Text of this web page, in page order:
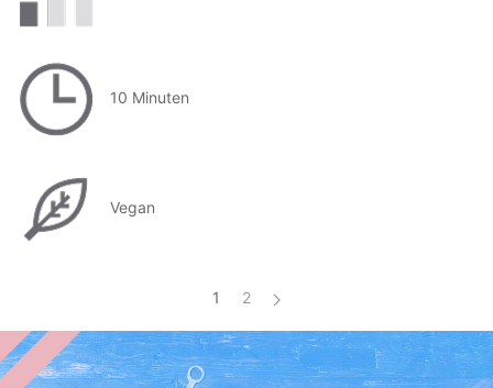
10 Minuten
Vegan
1 2